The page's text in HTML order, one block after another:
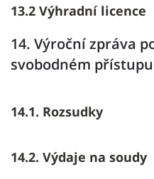
13.2 Výhradní licence
14. Výroční zpráva
svobodném
14.1. Rozsudky
14.2. Výdaje na soudy